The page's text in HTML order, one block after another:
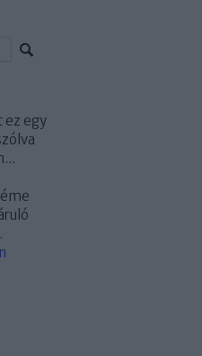
ez egy